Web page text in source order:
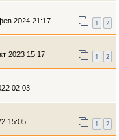
2024 21:17
1 2
2023 15:17
1 2
02:03
15:05
1 2